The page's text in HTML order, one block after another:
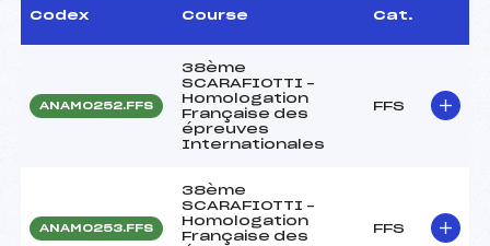
Codex Course Cat.
ANAM0252.FFS
38ème
SCARAFIOTTI –
Homologation
Française des
épreuves
Internationales
FFS
ANAM0253.FFS
38ème
SCARAFIOTTI –
Homologation
Française des
FFS